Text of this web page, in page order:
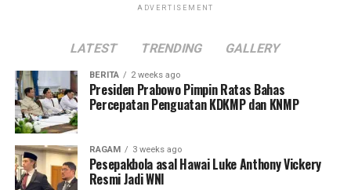
ADVERTISEMENT
LATEST TRENDING GALLERY
BERITA 2 weeks ago
Presiden Prabowo Pimpin Ratas Bahas
Percepatan Penguatan KDKMP dan KNMP
RAGAM 3 weeks ago
Pesepakbola asal Hawai Luke Anthony Vickery
Resmi Jadi WNI